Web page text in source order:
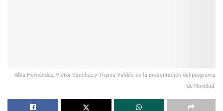
Alba Hernández, Víctor Sánchez y Thania Valdés en la presentación del programa
de Navidad.